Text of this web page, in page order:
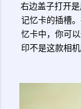
右边盖子打开
记忆卡的插槽
忆卡中，你可
印不是这款相